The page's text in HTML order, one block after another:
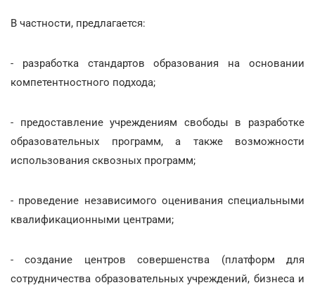
В частности, предлагается:
- разработка стандартов образования на основании
компетентностного подхода;
- предоставление учреждениям свободы в разработке
образовательных программ, а также возможности
использования сквозных программ;
- проведение независимого оценивания специальными
квалификационными центрами;
- создание центров совершенства (платформ для
сотрудничества образовательных учреждений, бизнеса и